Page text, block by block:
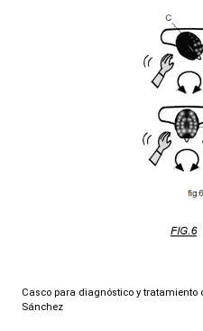
Casco para diagnóstico y tratamiento
Sánchez